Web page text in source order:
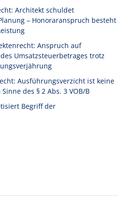
Architekt schuldet
– Honoraranspruch besteht
Anspruch auf
Umsatzsteuerbetrages trotz
Ausführungsverzicht ist keine
des § 2 Abs. 3 VOB/B
Begriff der